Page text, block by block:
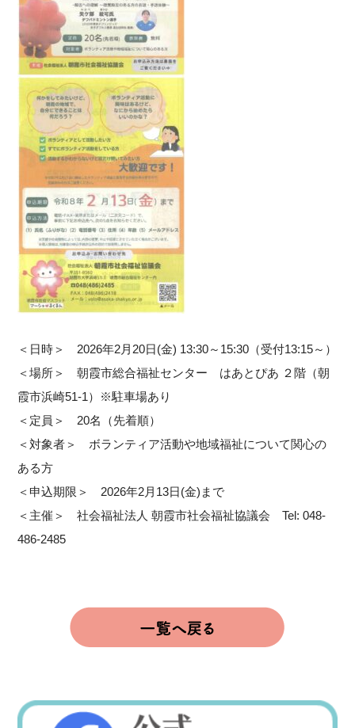
＜日時＞ 2026年2月20日(金) 13:30～15:30（受付13:15～）
＜場所＞ 朝霞市総合福祉センター はあとぴあ ２階（朝
霞市浜崎51-1）※駐車場あり
＜定員＞ 20名（先着順）
＜対象者＞ ボランティア活動や地域福祉について関心の
ある方
＜申込期限＞ 2026年2月13日(金)まで
＜主催＞ 社会福祉法人 朝霞市社会福祉協議会 Tel: 048-
486-2485